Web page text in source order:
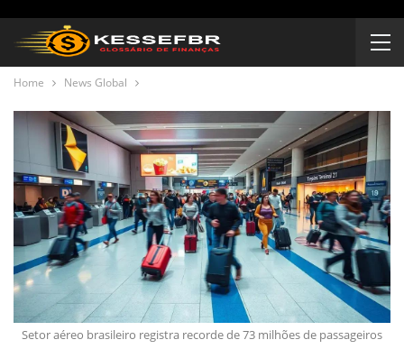
Home News Global
Setor aéreo brasileiro registra recorde de 73 milhões de passageiros